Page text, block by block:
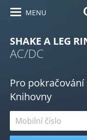
MENU
SHAKE A LEG
AC/DC
Pro
Knihovny